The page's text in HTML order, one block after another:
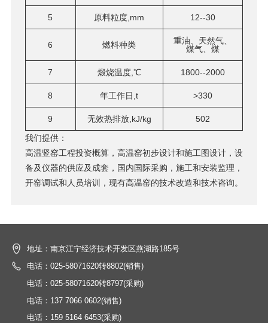
5 原料粒度,mm 12--30
6 燃料种类
重油、天然气、
煤气、煤
7 煅烧温度,℃ 1800--2000
8 年工作日,t >330
9 无效热排放,kJ/kg
502
我们提供：
高温竖窑工程投资概算，高温窑初步设计和施工图设计，设
备及仪器的供应及成套，国内国际采购，施工和安装监理，
开窑调试和人员培训，现有高温窑的技术改造和技术咨询。
地址：南京江宁经济技术开发区燕湖路185号
电话：025-58071620转8802(销售)
电话：025-58071620转8797(采购)
电话：137 7066 0602(销售)
电话：159 5164 6453(采购)